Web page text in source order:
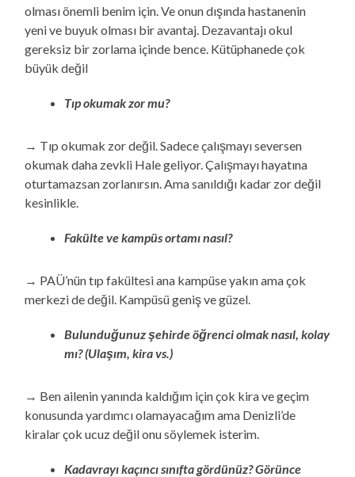
olması önemli benim için. Ve onun dışında hastanenin
yeni ve buyuk olması bir avantaj. Dezavantajı okul
gereksiz bir zorlama içinde bence. Kütüphanede çok
büyük değil
Tıp okumak zor mu?
→ Tıp okumak zor değil. Sadece çalışmayı seversen
okumak daha zevkli Hale geliyor. Çalışmayı hayatına
oturtamazsan zorlanırsın. Ama sanıldığı kadar zor değil
kesinlikle.
Fakülte ve kampüs ortamı nasıl?
→ PAÜ’nün tıp fakültesi ana kampüse yakın ama çok
merkezi de değil. Kampüsü geniş ve güzel.
Bulunduğunuz şehirde öğrenci olmak nasıl, kolay
mı? (Ulaşım, kira vs.)
→ Ben ailenin yanında kaldığım için çok kira ve geçim
konusunda yardımcı olamayacağım ama Denizli’de
kiralar çok ucuz değil onu söylemek isterim.
Kadavrayı kaçıncı sınıfta gördünüz? Görünce